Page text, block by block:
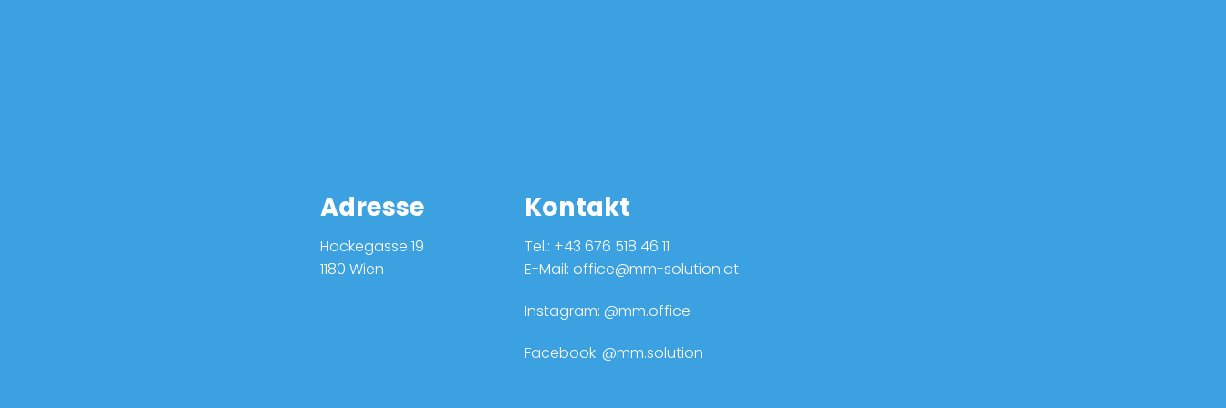
Adresse
Hockegasse 19
1180 Wien
Kontakt
Tel.: +43 676 518 46 11
E-Mail: office@mm-solution.at
Instagram: @mm.office
Facebook: @mm.solution